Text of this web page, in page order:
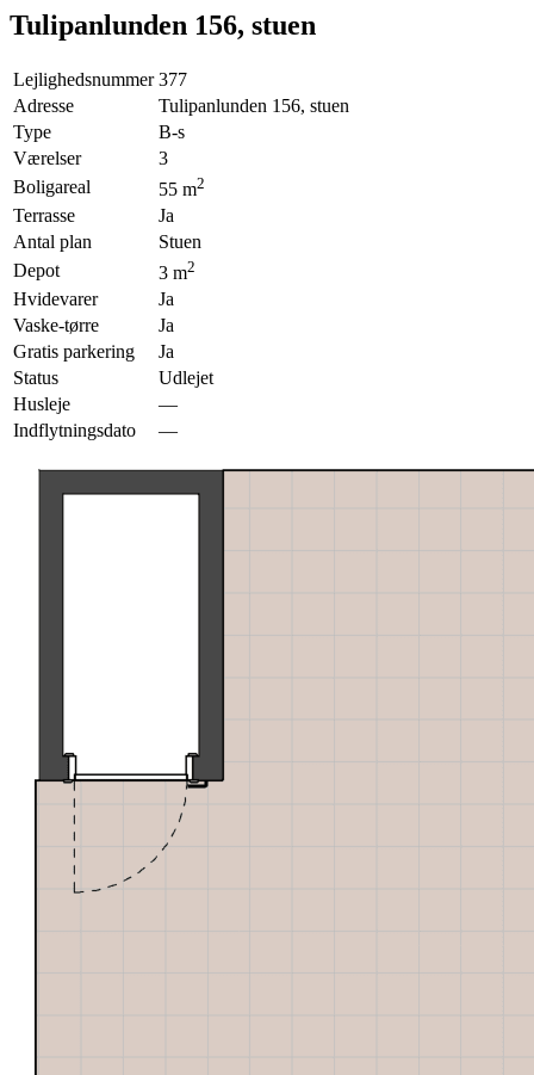
Tulipanlunden 156, stuen
Lejlighedsnummer 377
Adresse
Tulipanlunden 156, stuen
Type
B-s
Værelser
3
Boligareal
55 m2
Terrasse
Ja
Antal plan
Stuen
Depot
3 m2
Hvidevarer
Ja
Vaske-tørre
Ja
Gratis parkering
Ja
Status
Udlejet
Husleje
—
Indflytningsdato
—